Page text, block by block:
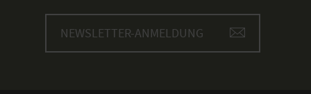
NEWSLETTER-ANMELDUNG